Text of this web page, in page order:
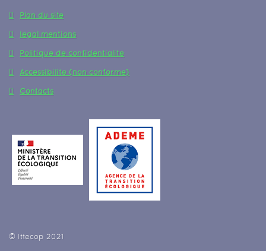
Plan du site
legal mentions
Politique de confidentialité
Accessibilité (non conforme)
Contacts
© Ittecop 2021